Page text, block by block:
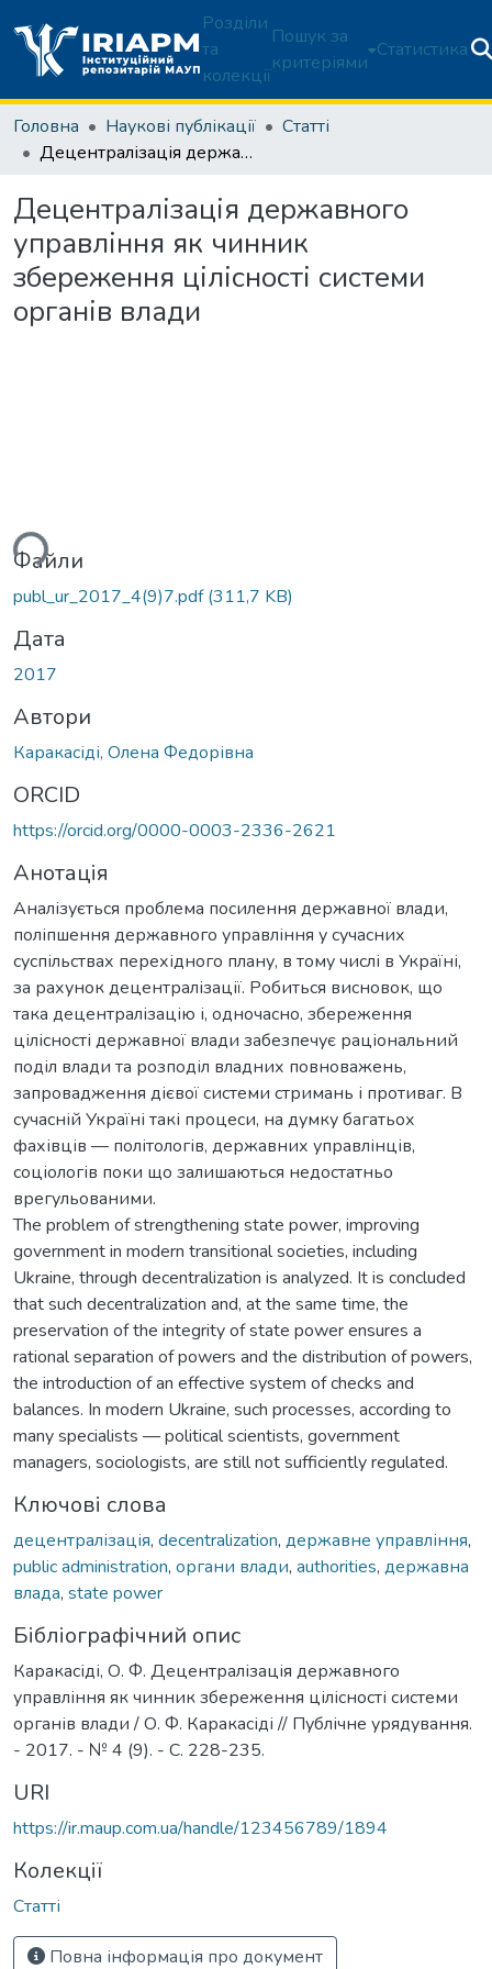
Розділи
та
колекції
Пошук за
критеріями
Статистика
Головна Наукові публікації
Статті
Децентралізація державного управління як чинник збереження цілісності системи органів влади
Децентралізація державного
управління як чинник
збереження цілісності системи
органів влади
Файли
publ_ur_2017_4(9)7.pdf(311,7 KB)
Дата
2017
Автори
Каракасіді, Олена Федорівна
ORCID
https://orcid.org/0000-0003-2336-2621
Анотація
Аналізується проблема посилення державної влади,
поліпшення державного управління у сучасних
суспільствах перехідного плану, в тому числі в Україні,
за рахунок децентралізації. Робиться висновок, що
така децентралізацію і, одночасно, збереження
цілісності державної влади забезпечує раціональний
поділ влади та розподіл владних повноважень,
запровадження дієвої системи стримань і противаг. В
сучасній Україні такі процеси, на думку багатьох
фахівців — політологів, державних управлінців,
соціологів поки що залишаються недостатньо
врегульованими.
The problem of strengthening state power, improving
government in modern transitional societies, including
Ukraine, through decentralization is analyzed. It is concluded
that such decentralization and, at the same time, the
preservation of the integrity of state power ensures a
rational separation of powers and the distribution of powers,
the introduction of an effective system of checks and
balances. In modern Ukraine, such processes, according to
many specialists — political scientists, government
managers, sociologists, are still not sufficiently regulated.
Ключові слова
децентралізація, decentralization, державне управління,
public administration, органи влади, authorities, державна
влада, state power
Бібліографічний опис
Каракасіді, О. Ф. Децентралізація державного
управління як чинник збереження цілісності системи
органів влади / О. Ф. Каракасіді // Публічне урядування.
- 2017. - № 4 (9). - С. 228-235.
URI
https://ir.maup.com.ua/handle/123456789/1894
Колекції
Статті
Повна інформація про документ